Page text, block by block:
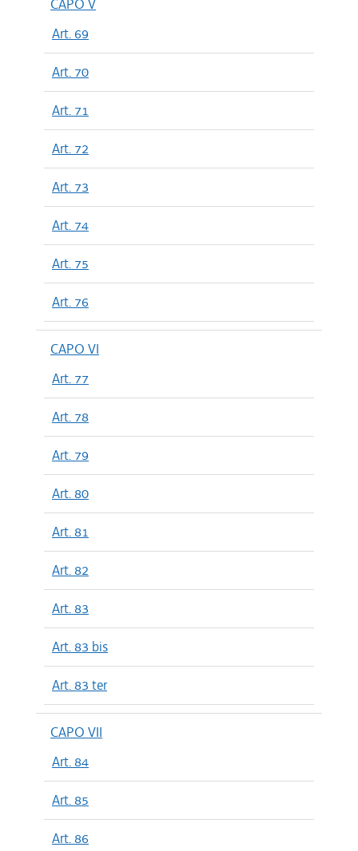
CAPO V
Art. 69
Art. 70
Art. 71
Art. 72
Art. 73
Art. 74
Art. 75
Art. 76
CAPO VI
Art. 77
Art. 78
Art. 79
Art. 80
Art. 81
Art. 82
Art. 83
Art. 83 bis
Art. 83 ter
CAPO VII
Art. 84
Art. 85
Art. 86